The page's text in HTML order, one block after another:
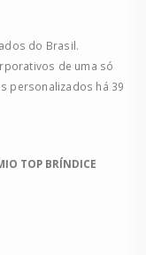
do Brasil.
de uma só
personalizados há 39
TOP BRÍNDICE